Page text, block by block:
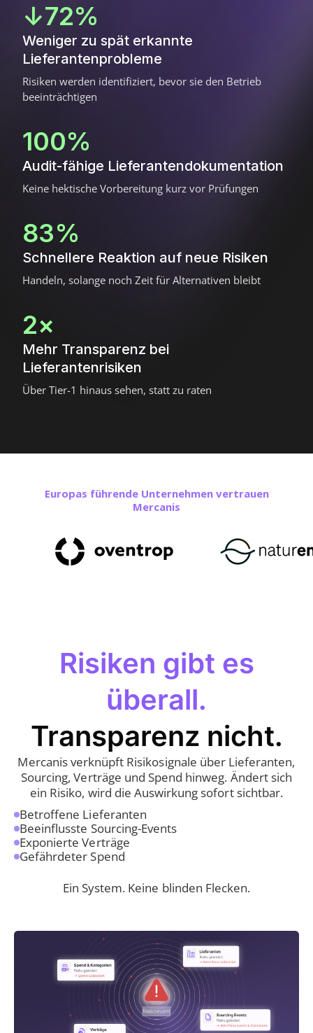
↓72%
Weniger zu spät erkannte
Lieferantenprobleme
Risiken werden identifiziert, bevor sie den Betrieb
beeinträchtigen
100%
Audit-fähige Lieferantendokumentation
Keine hektische Vorbereitung kurz vor Prüfungen
83%
Schnellere Reaktion auf neue Risiken
Handeln, solange noch Zeit für Alternativen bleibt
2×
Mehr Transparenz bei
Lieferantenrisiken
Über Tier-1 hinaus sehen, statt zu raten
Europas führende Unternehmen vertrauen
Mercanis
Risiken gibt es
überall.
Transparenz nicht.
Mercanis verknüpft Risikosignale über Lieferanten,
Sourcing, Verträge und Spend hinweg. Ändert sich
ein Risiko, wird die Auswirkung sofort sichtbar.
Betroffene Lieferanten
Beeinflusste Sourcing-Events
Exponierte Verträge
Gefährdeter Spend
Ein System. Keine blinden Flecken.